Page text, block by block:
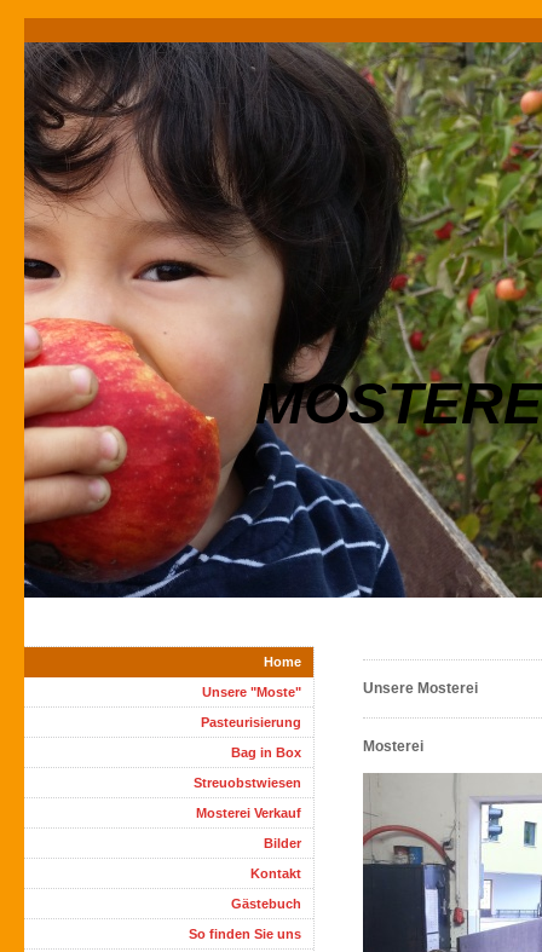
Unsere Mosterei
Mosterei
Home
Unsere "Moste"
Pasteurisierung
Bag in Box
Streuobstwiesen
Mosterei Verkauf
Bilder
Kontakt
Gästebuch
So finden Sie uns